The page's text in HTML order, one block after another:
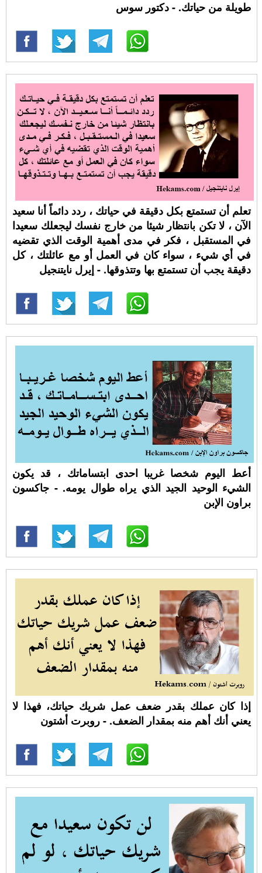
طويلة من حياتك. - دكتور سوس
تعلم أن تستمتع بكل دقيقة في حياتك ، ردد دائماً أنا سعيد
الآن ، لا تكن بانتظار شيئا من خارج نفسك ليجعلك سعيدا
في المستقبل ، فكر في مدى أهمية الوقت الذي تقضيه
في أي شيء ، سواء كان في العمل أو مع عائلتك ، كل
دقيقة يجب أن تستمتع بها وتتذوقها. - إيرل نايتنجيل
أعط اليوم شخصا غريبا احدى ابتساماتك ، قد يكون
الشيء الوحيد الجيد الذي يراه طوال يومه. - جاكسون
براون الإبن
إذا كان عملك بقدر ضعف عمل شريك حياتك، فهذا لا
يعني أنك أهم منه بمقدار الضعف. - روبرت أشتون